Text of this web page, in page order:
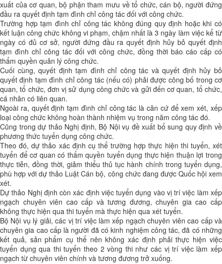
xuất của cơ quan, bộ phận tham mưu về tổ chức, cán bộ, người đứng
đầu ra quyết định tạm đình chỉ công tác đối với công chức.
Trường hợp tạm đình chỉ công tác không đúng quy định hoặc khi có
kết luận công chức không vi phạm, chậm nhất là 3 ngày làm việc kể từ
ngày có đủ cơ sở, người đứng đầu ra quyết định hủy bỏ quyết định
tạm đình chỉ công tác đối với công chức, đồng thời báo cáo cấp có
thẩm quyền quản lý công chức.
Cuối cùng, quyết định tạm đình chỉ công tác và quyết định hủy bỏ
quyết định tạm đình chỉ công tác (nếu có) phải được công bố trong cơ
quan, tổ chức, đơn vị sử dụng công chức và gửi đến cơ quan, tổ chức,
cá nhân có liên quan.
Ngoài ra, quyết định tạm đình chỉ công tác là căn cứ để xem xét, xếp
loại công chức không hoàn thành nhiệm vụ trong năm công tác đó.
Cũng trong dự thảo Nghị định, Bộ Nội vụ đề xuất bổ sung quy định về
phương thức tuyển dụng công chức.
Theo đó, dự thảo xác định cụ thể trường hợp thực hiện thi tuyển, xét
tuyển để cơ quan có thẩm quyền tuyển dụng thực hiện thuận lợi trong
thực tiễn, đồng thời, giảm thiểu thủ tục hành chính trong tuyển dụng,
phù hợp với dự thảo Luật Cán bộ, công chức đang được Quốc hội xem
xét.
Dự thảo Nghị định còn xác định việc tuyển dụng vào vị trí việc làm xếp
ngạch chuyên viên cao cấp và tương đương, chuyên gia cao cấp
không thực hiện qua thi tuyển mà thực hiện qua xét tuyển.
Bộ Nội vụ lý giải, các vị trí việc làm xếp ngạch chuyên viên cao cấp và
chuyên gia cao cấp là người đã có kinh nghiệm công tác, đã có những
kết quả, sản phẩm cụ thể nên không xác định phải thực hiện việc
tuyển dụng qua thi tuyển theo 2 vòng thi như các vị trí việc làm xếp
ngạch từ chuyên viên chính và tương đương trở xuống.